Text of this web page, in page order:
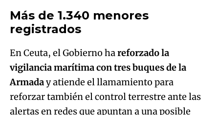
Más de 1.340 menores
registrados
En Ceuta, el Gobierno hareforzado la
vigilancia marítima con tres buques de la
Armaday atiende el llamamiento para
reforzar también el control terrestre ante las
alertas en redes que apuntan a una posible